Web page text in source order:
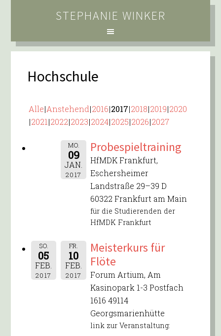
STEPHANIE WINKER
Hochschule
Alle Anstehend 2016 2017 2018 2019 2020
2021 2022 2023 2024 2025 2026 2027
MO.
09
JAN.
2017
Probespieltraining
HfMDK Frankfurt,
Eschersheimer
Landstraße 29–39 D
60322 Frankfurt am Main
für die Studierenden der
HfMDK Frankfurt
SO.
05
FEB.
2017
FR.
10
FEB.
2017
Meisterkurs für
Flöte
Forum Artium, Am
Kasinopark 1-3 Postfach
1616 49114
Georgsmarienhütte
link zur Veranstaltung: